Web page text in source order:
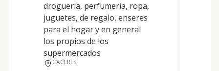
drogueria, perfumería, ropa,
juguetes, de regalo, enseres
para el hogar y en general
los propios de los
supermercados
CACERES